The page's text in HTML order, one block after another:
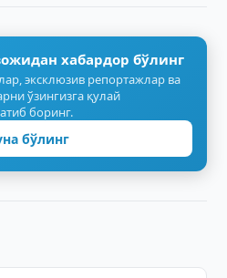
хабардор бўлинг
эксклюзив репортажлар ва
ўзингизга қулай
боринг.
бўлинг